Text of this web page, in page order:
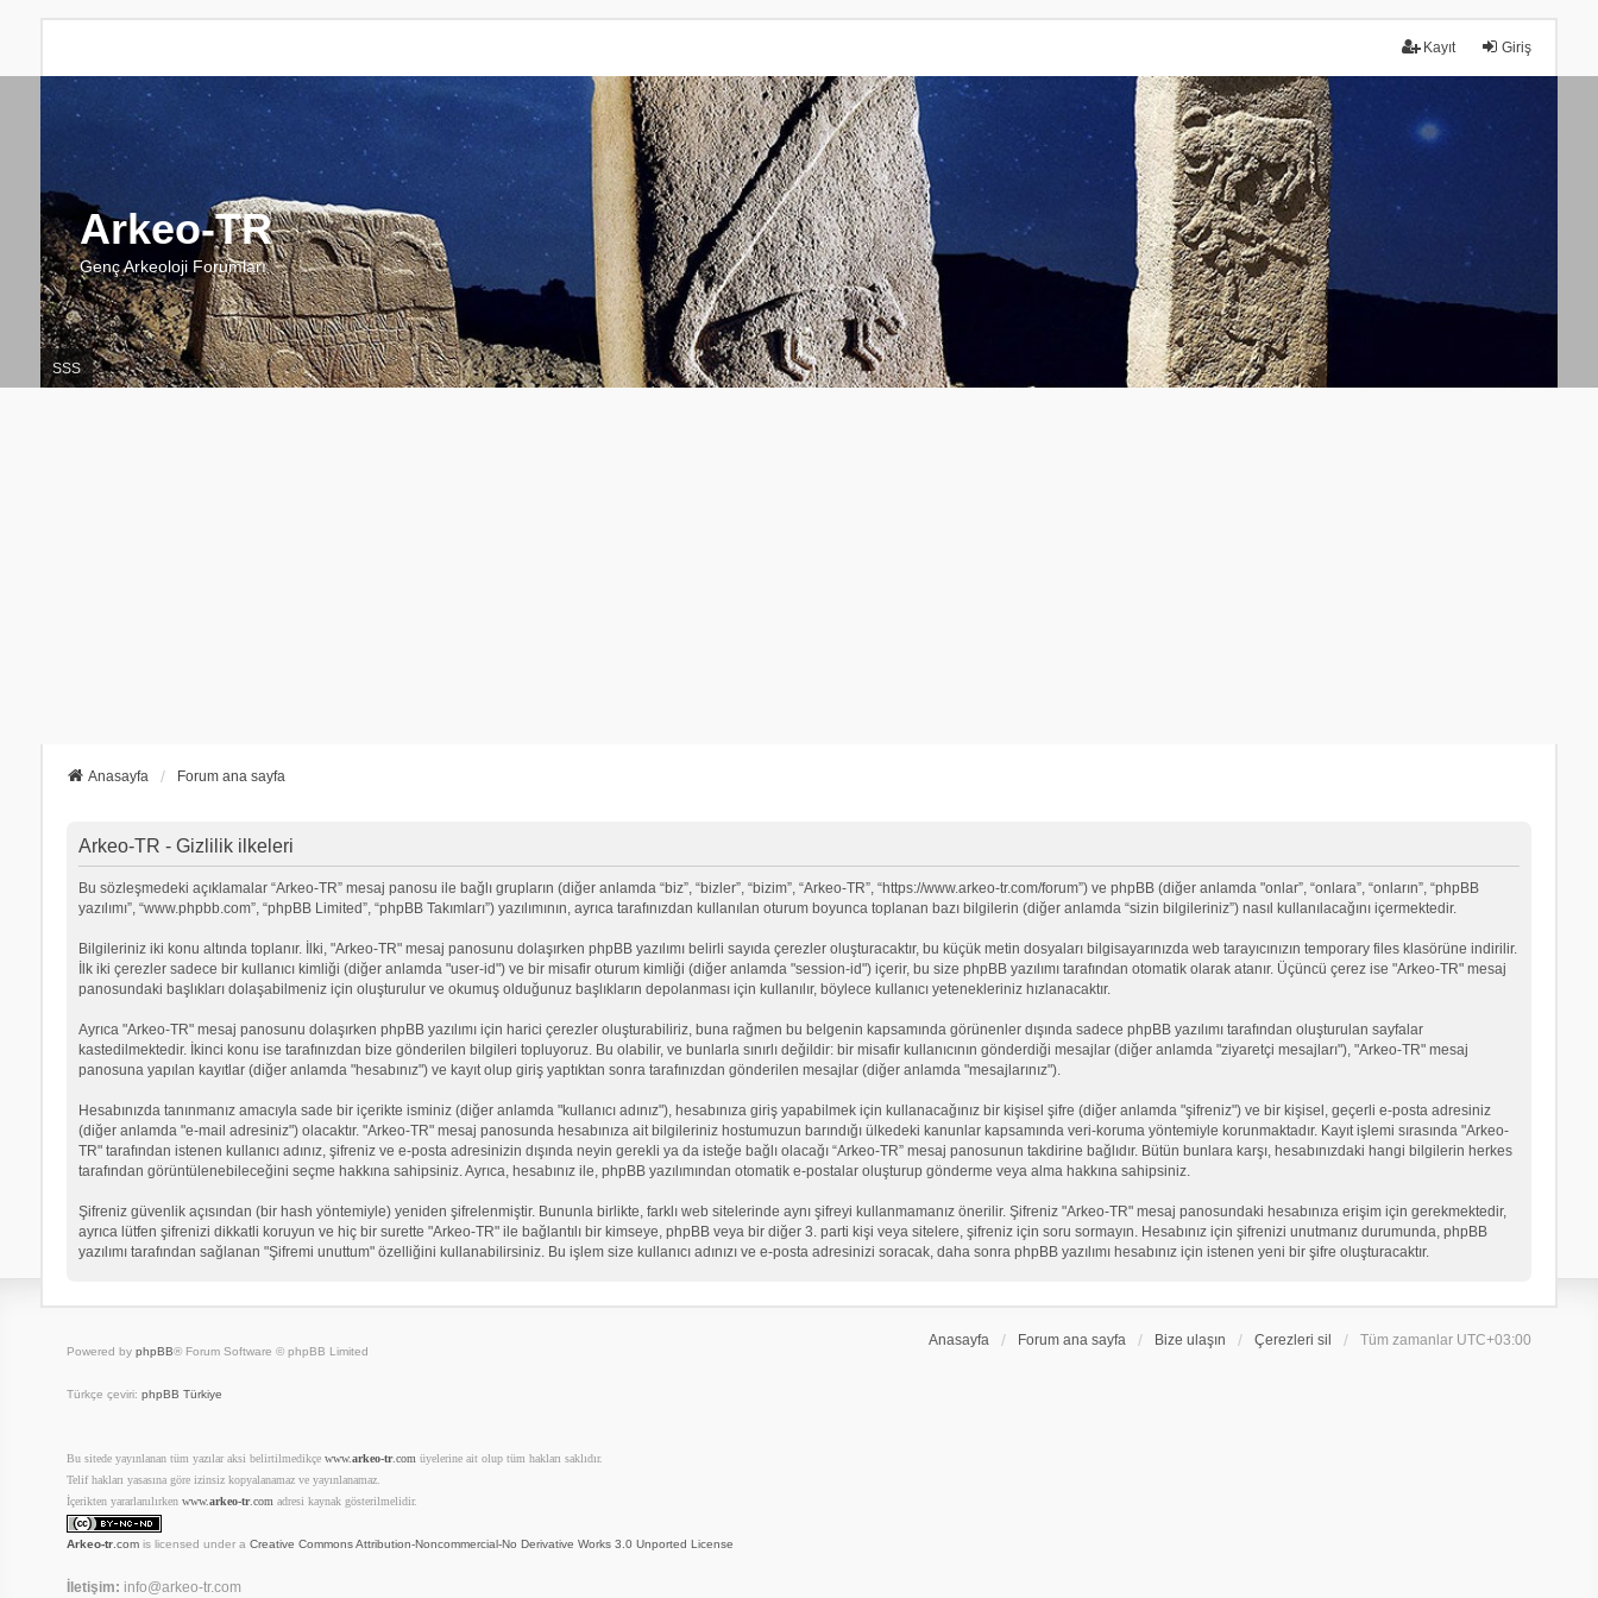
Giriş
Kayıt
Arkeo-TR
Genç Arkeoloji Forumları
SSS
Anasayfa Forum ana sayfa
Arkeo-TR - Gizlilik ilkeleri
Bu sözleşmedeki açıklamalar “Arkeo-TR” mesaj panosu ile bağlı grupların (diğer anlamda “biz”, “bizler”, “bizim”, “Arkeo-TR”, “https://www.arkeo-tr.com/forum”) ve phpBB (diğer anlamda "onlar”, “onlara”, “onların”, “phpBB
yazılımı”, “www.phpbb.com”, “phpBB Limited”, “phpBB Takımları”) yazılımının, ayrıca tarafınızdan kullanılan oturum boyunca toplanan bazı bilgilerin (diğer anlamda “sizin bilgileriniz”) nasıl kullanılacağını içermektedir.
Bilgileriniz iki konu altında toplanır. İlki, "Arkeo-TR" mesaj panosunu dolaşırken phpBB yazılımı belirli sayıda çerezler oluşturacaktır, bu küçük metin dosyaları bilgisayarınızda web tarayıcınızın temporary files klasörüne indirilir.
İlk iki çerezler sadece bir kullanıcı kimliği (diğer anlamda "user-id") ve bir misafir oturum kimliği (diğer anlamda "session-id") içerir, bu size phpBB yazılımı tarafından otomatik olarak atanır. Üçüncü çerez ise "Arkeo-TR" mesaj
panosundaki başlıkları dolaşabilmeniz için oluşturulur ve okumuş olduğunuz başlıkların depolanması için kullanılır, böylece kullanıcı yetenekleriniz hızlanacaktır.
Ayrıca "Arkeo-TR" mesaj panosunu dolaşırken phpBB yazılımı için harici çerezler oluşturabiliriz, buna rağmen bu belgenin kapsamında görünenler dışında sadece phpBB yazılımı tarafından oluşturulan sayfalar
kastedilmektedir. İkinci konu ise tarafınızdan bize gönderilen bilgileri topluyoruz. Bu olabilir, ve bunlarla sınırlı değildir: bir misafir kullanıcının gönderdiği mesajlar (diğer anlamda "ziyaretçi mesajları"), "Arkeo-TR" mesaj
panosuna yapılan kayıtlar (diğer anlamda "hesabınız") ve kayıt olup giriş yaptıktan sonra tarafınızdan gönderilen mesajlar (diğer anlamda "mesajlarınız").
Hesabınızda tanınmanız amacıyla sade bir içerikte isminiz (diğer anlamda "kullanıcı adınız"), hesabınıza giriş yapabilmek için kullanacağınız bir kişisel şifre (diğer anlamda "şifreniz") ve bir kişisel, geçerli e-posta adresiniz
(diğer anlamda "e-mail adresiniz") olacaktır. "Arkeo-TR" mesaj panosunda hesabınıza ait bilgileriniz hostumuzun barındığı ülkedeki kanunlar kapsamında veri-koruma yöntemiyle korunmaktadır. Kayıt işlemi sırasında "Arkeo-
TR" tarafından istenen kullanıcı adınız, şifreniz ve e-posta adresinizin dışında neyin gerekli ya da isteğe bağlı olacağı “Arkeo-TR” mesaj panosunun takdirine bağlıdır. Bütün bunlara karşı, hesabınızdaki hangi bilgilerin herkes
tarafından görüntülenebileceğini seçme hakkına sahipsiniz. Ayrıca, hesabınız ile, phpBB yazılımından otomatik e-postalar oluşturup gönderme veya alma hakkına sahipsiniz.
Şifreniz güvenlik açısından (bir hash yöntemiyle) yeniden şifrelenmiştir. Bununla birlikte, farklı web sitelerinde aynı şifreyi kullanmamanız önerilir. Şifreniz "Arkeo-TR" mesaj panosundaki hesabınıza erişim için gerekmektedir,
ayrıca lütfen şifrenizi dikkatli koruyun ve hiç bir surette "Arkeo-TR" ile bağlantılı bir kimseye, phpBB veya bir diğer 3. parti kişi veya sitelere, şifreniz için soru sormayın. Hesabınız için şifrenizi unutmanız durumunda, phpBB
yazılımı tarafından sağlanan "Şifremi unuttum" özelliğini kullanabilirsiniz. Bu işlem size kullanıcı adınızı ve e-posta adresinizi soracak, daha sonra phpBB yazılımı hesabınız için istenen yeni bir şifre oluşturacaktır.
Anasayfa Forum ana sayfa Bize ulaşın Çerezleri sil Tüm zamanlar UTC+03:00
Powered by phpBB® Forum Software © phpBB Limited
Türkçe çeviri: phpBB Türkiye
Bu sitede yayınlanan tüm yazılar aksi belirtilmedikçe www.arkeo-tr.com üyelerine ait olup tüm hakları saklıdır.
Telif hakları yasasına göre izinsiz kopyalanamaz ve yayınlanamaz.
İçerikten yararlanılırken www.arkeo-tr.com adresi kaynak gösterilmelidir.
Arkeo-tr.comis licensed under a Creative Commons Attribution-Noncommercial-No Derivative Works 3.0 Unported License
İletişim: info@arkeo-tr.com